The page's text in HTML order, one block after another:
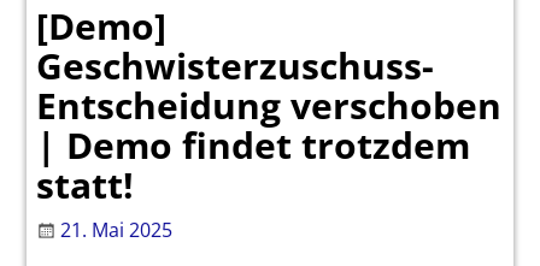
[Demo]
Geschwisterzuschuss-
Entscheidung verschoben
| Demo findet trotzdem
statt!
21. Mai 2025